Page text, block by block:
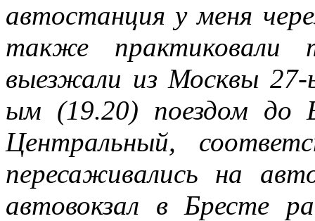
автостанция у меня
также практиковали
выезжали из Москвы
ым (19.20) поездом до
Центральный,
пересаживались на
автовокзал в Бресте